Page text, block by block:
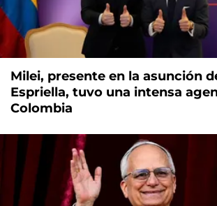
Milei, presente en la asunción
Espriella, tuvo una intensa
Colombia